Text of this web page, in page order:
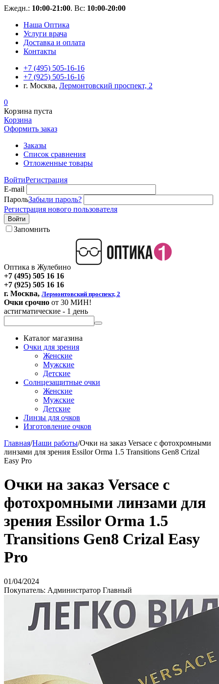
Ежедн.: 10:00-21:00. Вс: 10:00-20:00
Наша Оптика
Услуги врача
Доставка и оплата
Контакты
+7 (495) 505-16-16
+7 (925) 505-16-16
г. Москва, Лермонтовский проспект, 2
0
Корзина пуста
Корзина
Оформить заказ
Заказы
Список сравнения
Отложенные товары
ВойтиРегистрация
E-mail
ПарольЗабыли пароль?
Регистрация нового пользователя
Войти
Запомнить
Оптика в Жулебино
+7 (495) 505 16 16
+7 (925) 505 16 16
г. Москва, Лермонтовский проспект, 2
Очки срочно от 30 МИН!
астигматические - 1 день
Каталог магазина
Очки для зрения
Женские
Мужские
Детские
Солнцезащитные очки
Женские
Мужские
Детские
Линзы для очков
Изготовление очков
Главная/Наши работы/Очки на заказ Versace c фотохромными
линзами для зрения Essilor Orma 1.5 Transitions Gen8 Crizal
Easy Pro
Очки на заказ Versace c
фотохромными линзами для
зрения Essilor Orma 1.5
Transitions Gen8 Crizal Easy
Pro
01/04/2024
Покупатель: Администратор Главный